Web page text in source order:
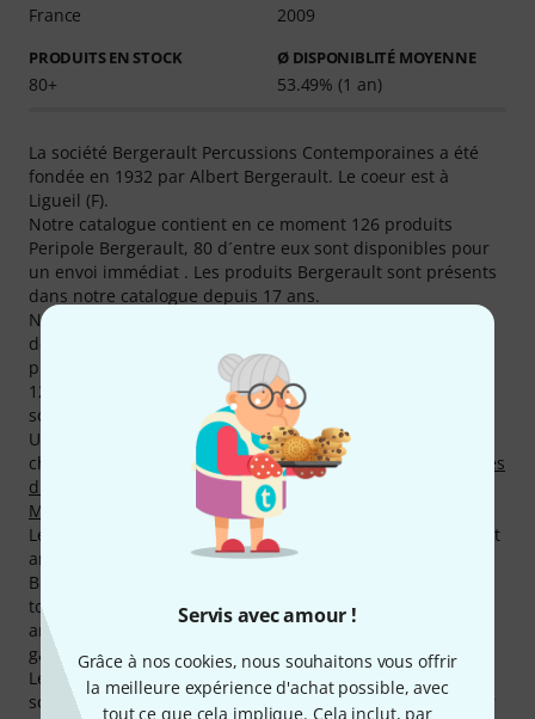
Servis avec amour !
Grâce à nos cookies, nous souhaitons vous offrir
la meilleure expérience d'achat possible, avec
tout ce que cela implique. Cela inclut, par
France 2009
PRODUITS EN STOCK
80+
Ø DISPONIBLITÉ MOYENNE
53.49% (1 an)
La société Bergerault Percussions Contemporaines a été
fondée en 1932 par Albert Bergerault. Le coeur est à
Ligueil (F).
Notre catalogue contient en ce moment 126 produits
Peripole Bergerault, 80 d´entre eux sont disponibles pour
un envoi immédiat . Les produits Bergerault sont présents
dans notre catalogue depuis 17 ans.
Nous nous engageons à vous fournir des informations
détaillées sur nos produits Peripole Bergerault. Pour les
produits Peripole Bergerault vous trouverez actuellement
1245 images produits, 43 vue détaillée 360°, 11 démos
sonores et 515 avis utilisateurs.
Un total de 55 produits Bergerault sont au top des ventes
chez Thomann en ce moment, parmi les catégories
Chaises
d'Orchestre
Podiums , Housses pour Baguettes
Marimbas
Maillets pour Vibraphones
Le Best-sellers Bergerault absolu est
. Cet
article a été acheté plus de 1.000 fois!
Bergerault offre à ses clients une garantie de 2 ans sur
tous ses produits. Nous rallongeons cette garantie de un
an pour nos clients et proposons un total de 3 ans de
garantie.
Les musiciens célèbres qui font confiance à Bergerault
sont entre autres, Jean François Durez, Piotr Sutt, Quatuor